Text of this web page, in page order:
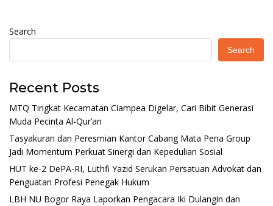
Search
Search
Recent Posts
MTQ Tingkat Kecamatan Ciampea Digelar, Cari Bibit Generasi
Muda Pecinta Al-Qur’an
Tasyakuran dan Peresmian Kantor Cabang Mata Pena Group
Jadi Momentum Perkuat Sinergi dan Kepedulian Sosial
HUT ke-2 DePA-RI, Luthfi Yazid Serukan Persatuan Advokat dan
Penguatan Profesi Penegak Hukum
LBH NU Bogor Raya Laporkan Pengacara Iki Dulangin dan